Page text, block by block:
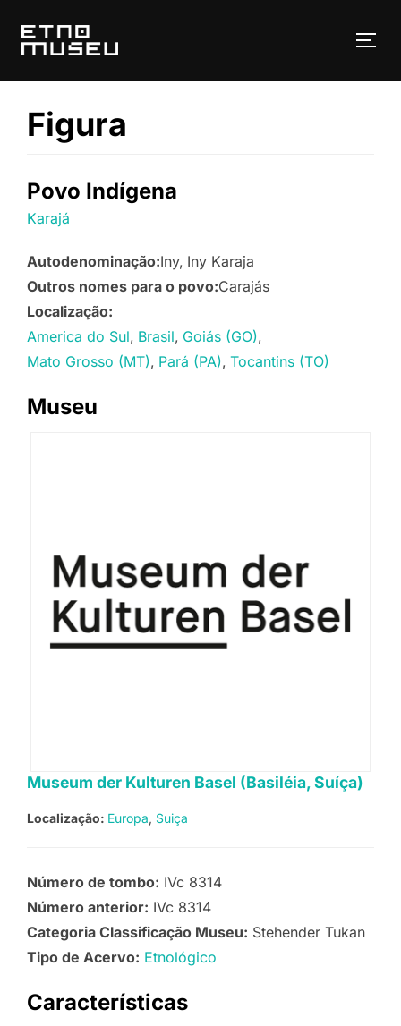
para
Figura
Povo Indígena
Karajá
Autodenominação:Iny Iny Karaja
Outros nomes para o povo:Carajás
Localização:
America do Sul Brasil Goiás (GO)
Mato Grosso (MT) Pará (PA) Tocantins (TO)
Museu
Museum der Kulturen Basel (Basiléia, Suíça)
Localização: Europa Suiça
Número de tombo: IVc 8314
Número anterior: IVc 8314
Categoria Classificação Museu: Stehender Tukan
Tipo de Acervo: Etnológico
Características